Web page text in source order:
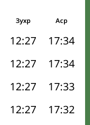
Зухр Аср
12:27 17:34
12:27 17:34
12:27 17:33
12:27 17:32